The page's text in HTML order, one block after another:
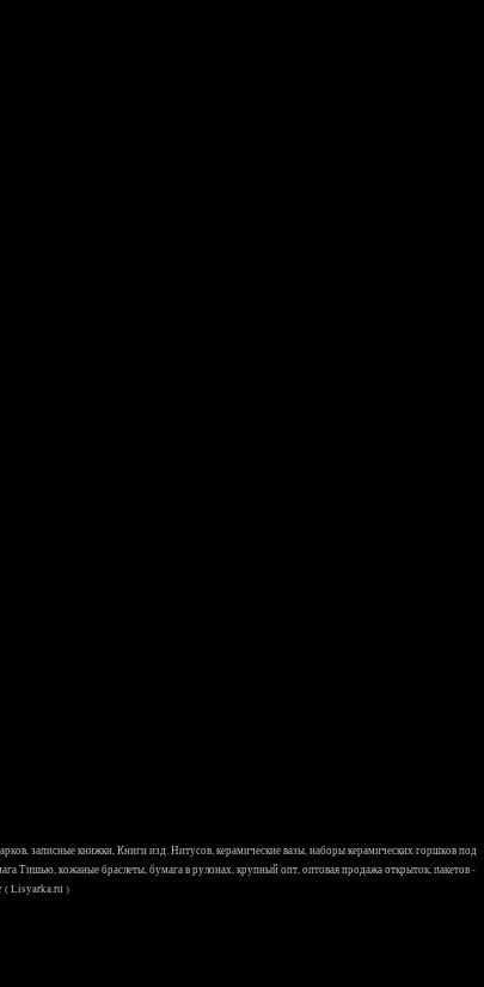
записные книжки, Книги изд. Нитусов, керамические вазы, наборы керамических горшков под
Тишью, кожаные браслеты, бумага в рулонах, крупный опт, оптовая продажа открыток, пакетов -
( Lisyarka.ru )